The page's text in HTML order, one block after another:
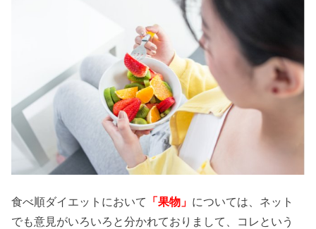
食べ順ダイエットにおいて 「果物」 については、ネット
でも意見がいろいろと分かれておりまして、コレという